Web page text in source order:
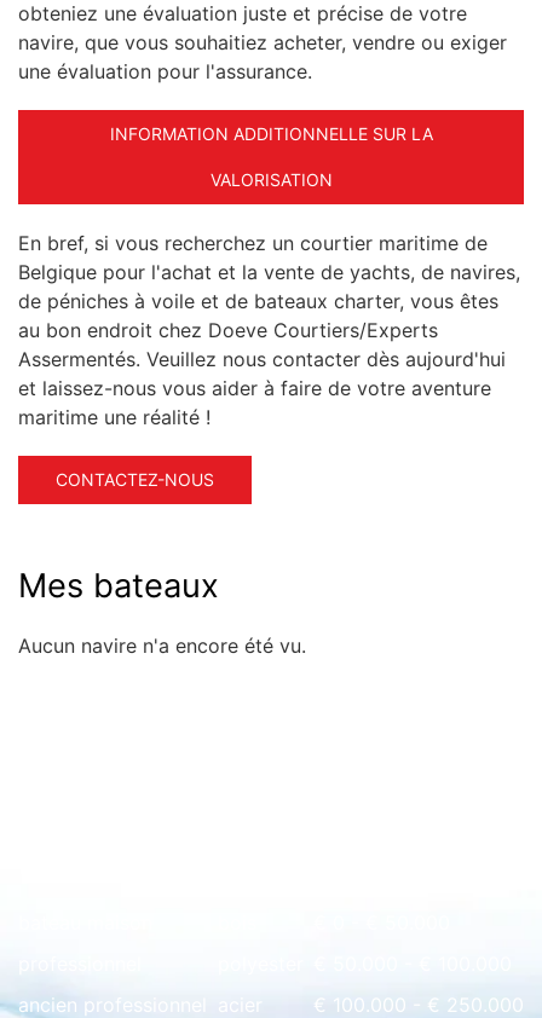
obteniez une évaluation juste et précise de votre
navire, que vous souhaitiez acheter, vendre ou exiger
une évaluation pour l'assurance.
INFORMATION ADDITIONNELLE SUR LA
VALORISATION
En bref, si vous recherchez un courtier maritime de
Belgique pour l'achat et la vente de yachts, de navires,
de péniches à voile et de bateaux charter, vous êtes
au bon endroit chez Doeve Courtiers/Experts
Assermentés. Veuillez nous contacter dès aujourd'hui
et laissez-nous vous aider à faire de votre aventure
maritime une réalité !
CONTACTEZ-NOUS
Mes bateaux
Aucun navire n'a encore été vu.
ancien professionnel
acier
€ 100.000 - € 250.000